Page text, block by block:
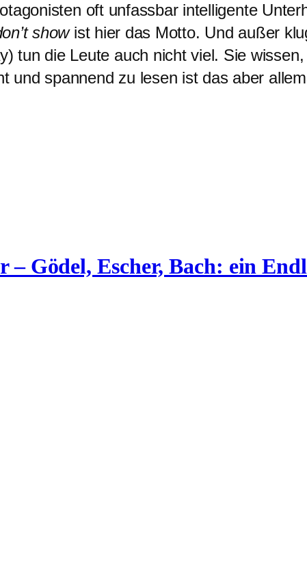
oft unfassbar intelligente
showist hier das Motto. Und außer
tun die Leute auch nicht viel. Sie
und spannend zu lesen ist das aber
– Gödel, Escher, Bach: ein